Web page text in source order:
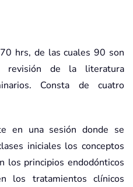
hrs, de las cuales 90 son
revisión de la literatura
Consta de cuatro
en una sesión donde se
iniciales los conceptos
los principios endodónticos
los tratamientos clínicos